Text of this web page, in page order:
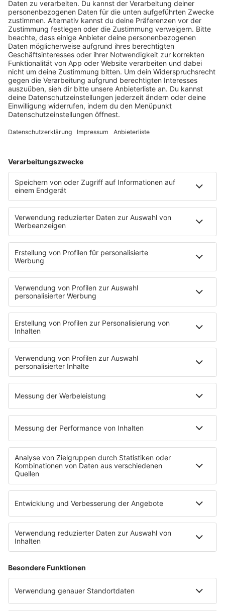
HOME
RADIOS
barba radio
Lagerfeuer
Füße hoch
Schmusekatze
Song Contest
Mädelsabend
Ich hasse Sport
Sonntag Morgen
Strandbar
Putzfimmel
Deutschpop
Deutsche Liebeslieder
PODCASTS
Mit den Waffeln einer Frau
Frühstück bei Barbara
Brave & One
NotAufnahme
"Bewerbung und Karriere"
Aber bitte mit Schlager
Erdbeerkäse
Fitness mit M.A.R.K
Glück in Worten
Todesursache
Niemand muss ein Promi sein
PROGRAMM
Mit den Waffeln einer Frau
SERVICE
Empfang
barba radio App
Impressum
Datenschutz Facebook & Instagram
Datenschutzeinstellungen
Clubbedingungen
Werbung schalten
Waffel-Werbepartner
80s80s.de
90s90s.de